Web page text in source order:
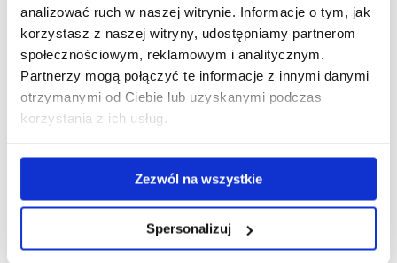
analizować ruch w naszej witrynie. Informacje o tym, jak
korzystasz z naszej witryny, udostępniamy partnerom
społecznościowym, reklamowym i analitycznym.
Partnerzy mogą połączyć te informacje z innymi danymi
otrzymanymi od Ciebie lub uzyskanymi podczas
korzystania z ich usług.
Zezwól na wszystkie
Spersonalizuj
Zdrowie publiczne I st.:
1.Podstawy promocji zdrowia i edukacji zdrowotnej
Podstawy żywienia człowieka
4.Podstawy ubezpieczeń społecznych i zdrowotnych.
Zdrowie publiczne II st.: